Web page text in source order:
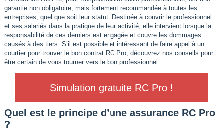
garantie non obligatoire, mais fortement recommandée à toutes les
entreprises, quel que soit leur statut. Destinée à couvrir le professionnel
et ses salariés dans la pratique de leur activité, elle intervient lorsque la
responsabilité de ces derniers est engagée et couvre les dommages
causés à des tiers. S’il est possible et intéressant de faire appel à un
courtier pour trouver le bon contrat RC Pro, découvrez nos conseils pour
être certain de vous tourner vers le bon professionnel.
Simulation gratuite RC Pro !
Quel est le principe d’une assurance RC Pro
?